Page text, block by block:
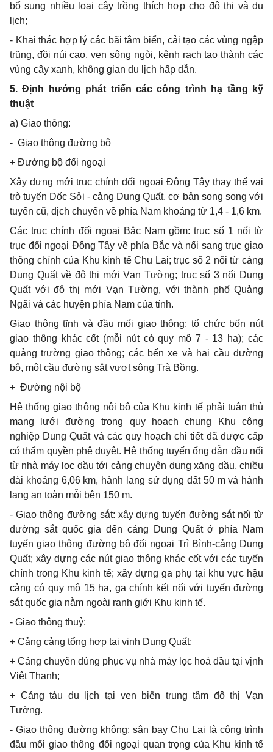
bổ sung nhiều loại cây trồng thích hợp cho đô thị và du
lịch;
- Khai thác hợp lý các bãi tắm biển, cải tạo các vùng ngập
trũng, đồi núi cao, ven sông ngòi, kênh rạch tạo thành các
vùng cây xanh, không gian du lịch hấp dẫn.
5. Định hướng phát triển các công trình hạ tầng kỹ
thuật
a) Giao thông:
- Giao thông đường bộ
+ Đường bộ đối ngoại
Xây dựng mới trục chính đối ngoại Đông Tây thay thế vai
trò tuyến Dốc Sỏi - cảng Dung Quất, cơ bản song song với
tuyến cũ, dịch chuyển về phía Nam khoảng từ 1,4 - 1,6 km.
Các trục chính đối ngoại Bắc Nam gồm: trục số 1 nối từ
trục đối ngoại Đông Tây về phía Bắc và nối sang trục giao
thông chính của Khu kinh tế Chu Lai; trục số 2 nối từ cảng
Dung Quất về đô thị mới Vạn Tường; trục số 3 nối Dung
Quất với đô thị mới Vạn Tường, với thành phố Quảng
Ngãi và các huyện phía Nam của tỉnh.
Giao thông tĩnh và đầu mối giao thông: tổ chức bốn nút
giao thông khác cốt (mỗi nút có quy mô 7 - 13 ha); các
quảng trường giao thông; các bến xe và hai cầu đường
bộ, một cầu đường sắt vượt sông Trà Bồng.
+ Đường nội bộ
Hệ thống giao thông nội bộ của Khu kinh tế phải tuân thủ
mạng lưới đường trong quy hoạch chung Khu công
nghiệp Dung Quất và các quy hoạch chi tiết đã được cấp
có thẩm quyền phê duyệt. Hệ thống tuyến ống dẫn dầu nối
từ nhà máy lọc dầu tới cảng chuyên dụng xăng dầu, chiều
dài khoảng 6,06 km, hành lang sử dụng đất 50 m và hành
lang an toàn mỗi bên 150 m.
- Giao thông đường sắt: xây dựng tuyến đường sắt nối từ
đường sắt quốc gia đến cảng Dung Quất ở phía Nam
tuyến giao thông đường bộ đối ngoại Trì Bình-cảng Dung
Quất; xây dựng các nút giao thông khác cốt với các tuyến
chính trong Khu kinh tế; xây dựng ga phụ tại khu vực hậu
cảng có quy mô 15 ha, ga chính kết nối với tuyến đường
sắt quốc gia nằm ngoài ranh giới Khu kinh tế.
- Giao thông thuỷ:
+ Cảng cảng tổng hợp tại vịnh Dung Quất;
+ Cảng chuyên dùng phục vụ nhà máy lọc hoá dầu tại vịnh
Việt Thanh;
+ Cảng tàu du lịch tại ven biển trung tâm đô thị Vạn
Tường.
- Giao thông đường không: sân bay Chu Lai là công trình
đầu mối giao thông đối ngoại quan trọng của Khu kinh tế